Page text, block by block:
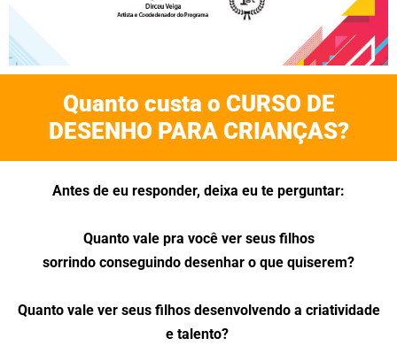
Quanto custa o CURSO DE
DESENHO PARA CRIANÇAS?
Antes de eu responder, deixa eu te perguntar:
Quanto vale pra vocêver seus filhos
sorrindo conseguindo desenhar o que quiserem?
Quanto vale ver seus filhos desenvolvendo a criatividade
e talento?